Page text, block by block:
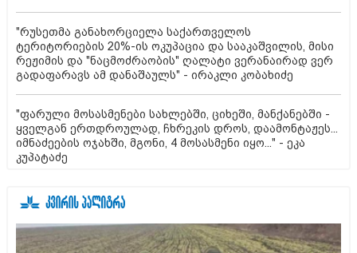
"რუსეთმა განახორციელა საქართველოს
ტერიტორიების 20%-ის ოკუპაცია და სააკაშვილის, მისი
რეჟიმის და "ნაცმოძრაობის" ღალატი ვერანაირად ვერ
გადაფარავს ამ დანაშაულს" - ირაკლი კობახიძე
"ფარული მოსასმენები სახლებში, ციხეში, მანქანებში -
ყველგან ერთდროულად, ჩხრეკის დროს, დაამონტაჟეს...
იმნაძეების ოჯახში, მგონი, 4 მოსასმენი იყო..." - ეკა
კუპატაძე